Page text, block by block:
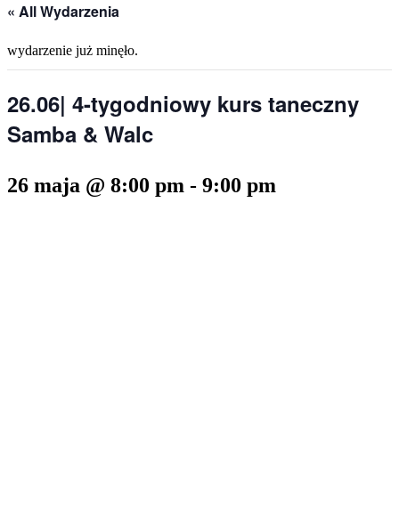
« All Wydarzenia
wydarzenie już minęło.
26.06| 4-tygodniowy kurs taneczny
Samba & Walc
26 maja @ 8:00 pm - 9:00 pm